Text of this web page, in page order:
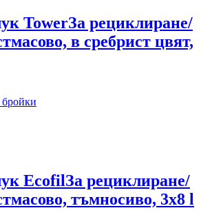
TowerЗа рециклиране/
в сребрист цвят,
EcofilЗа рециклиране/
тъмносиво, 3x8 l